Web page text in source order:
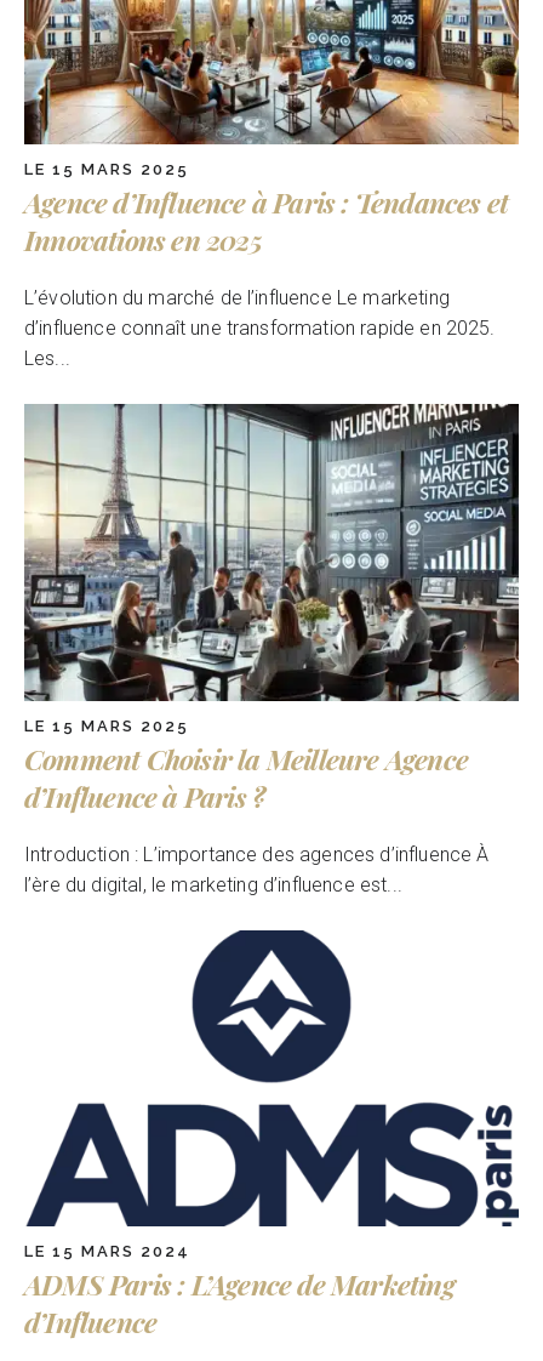
LE 15 MARS 2025
Agence d’Influence à Paris : Tendances et
Innovations en 2025
L’évolution du marché de l’influence Le marketing
d’influence connaît une transformation rapide en 2025.
Les...
LE 15 MARS 2025
Comment Choisir la Meilleure Agence
d’Influence à Paris ?
Introduction : L’importance des agences d’influence À
l’ère du digital, le marketing d’influence est...
LE 15 MARS 2024
ADMS Paris : L’Agence de Marketing
d’Influence